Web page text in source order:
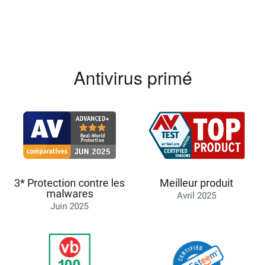
Antivirus primé
3* Protection contre les
malwares
Juin 2025
Meilleur produit
Avril 2025